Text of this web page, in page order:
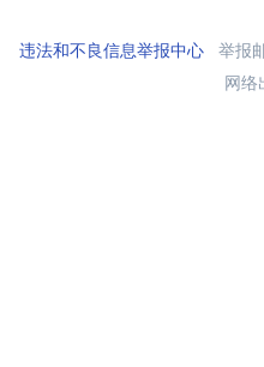
违法和不良信息举报中心举报
网